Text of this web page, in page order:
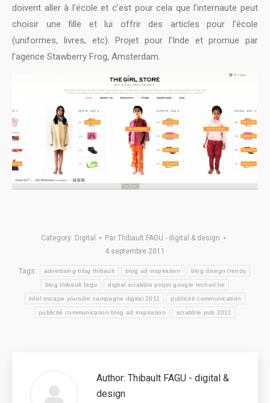
doivent aller à l’école et c’est pour cela que l’internaute peut
choisir une fille et lui offrir des articles pour l’école
(uniformes, livres, etc). Projet pour l’Inde et promue par
l’agence Stawberry Frog, Amsterdam.
Category: Digital Par Thibault FAGU - digital & design
4 septembre 2011
Tags: advertising blog thibault blog ad inspiration blog design trendy
blog thibault fagu digital scrabble projet google recherche
intel escape youtube campagne digital 2011 publicité communication
publicité communication blog ad inspiration scrabble pub 2011
Author: Thibault FAGU - digital &
design